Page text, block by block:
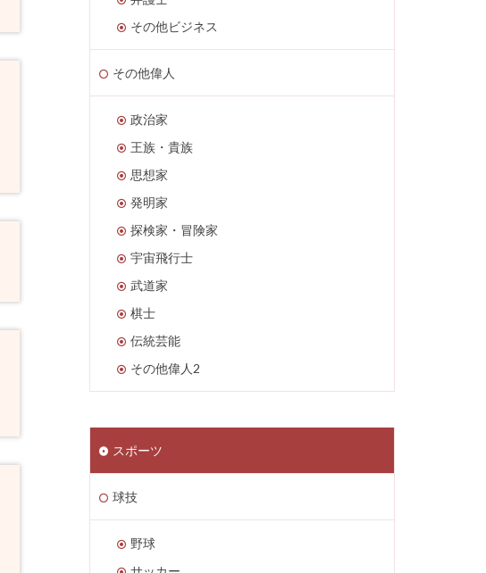
その他ビジネス
その他偉人
政治家
王族・貴族
思想家
発明家
探検家・冒険家
宇宙飛行士
武道家
棋士
伝統芸能
その他偉人2
スポーツ
球技
野球